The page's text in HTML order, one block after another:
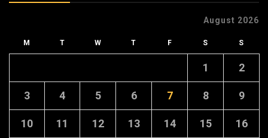
August 2026
M T W T F S S
1 2
3 4 5 6 7 8 9
10 11 12 13 14 15 16